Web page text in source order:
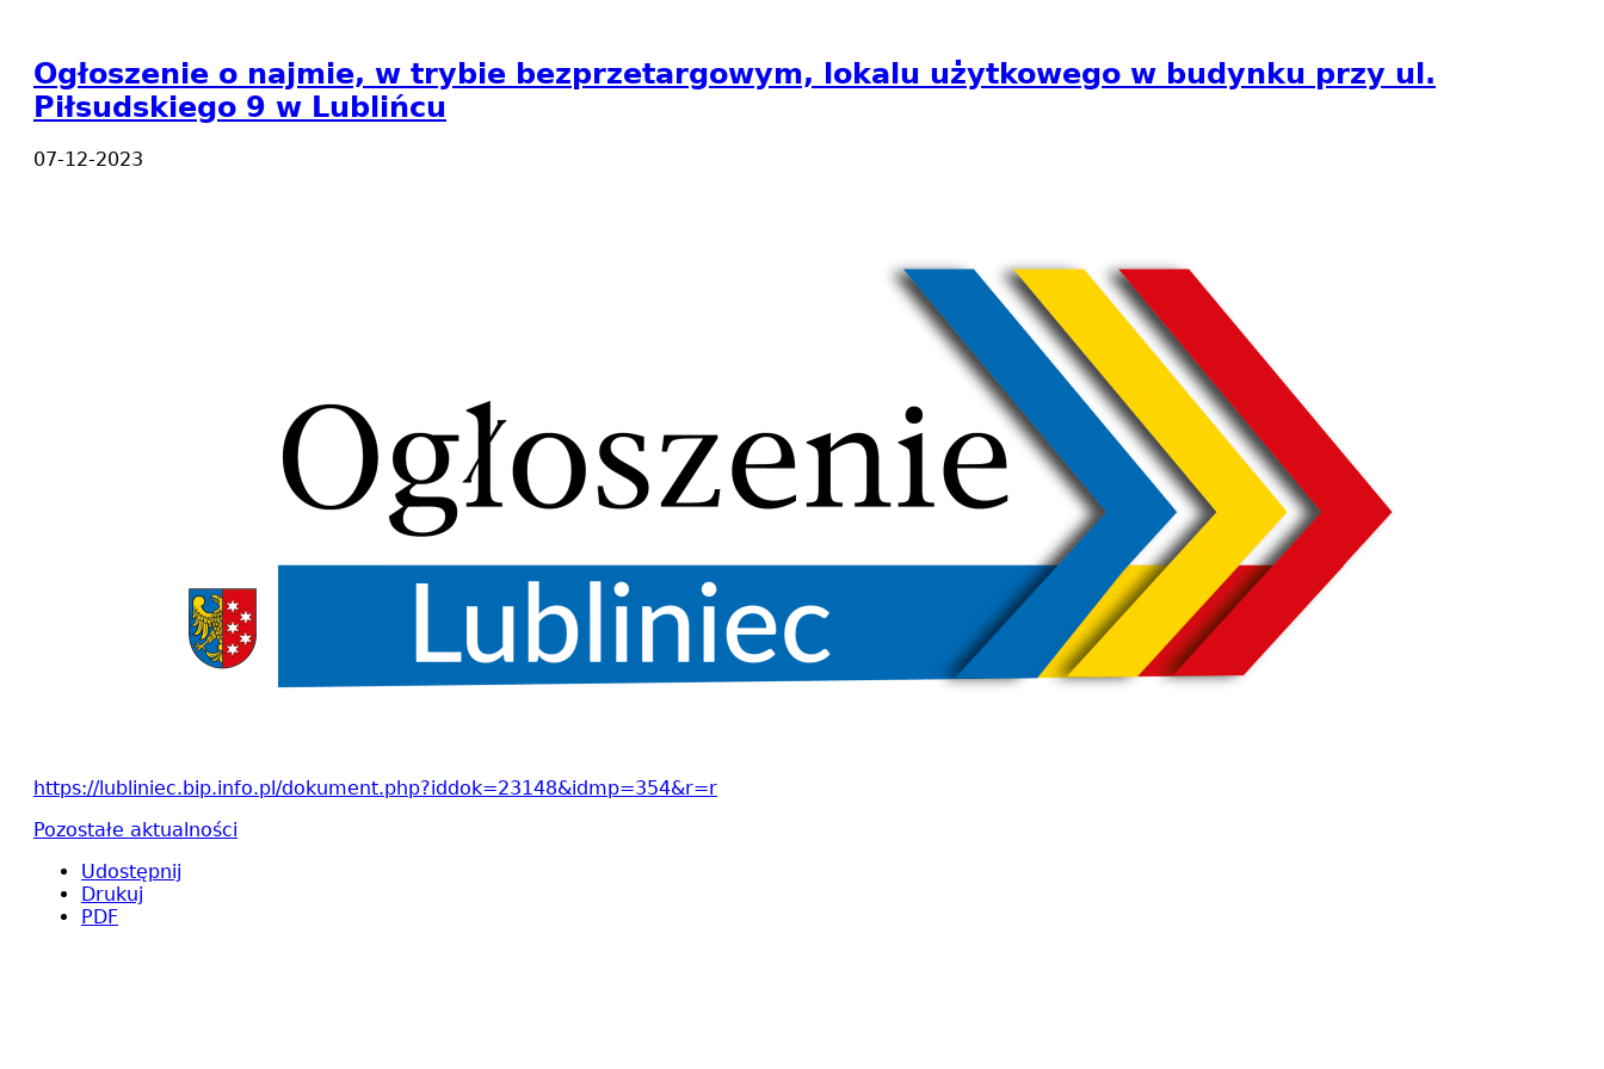
Ogłoszenie o najmie, w trybie bezprzetargowym, lokalu użytkowego w budynku przy ul.
Piłsudskiego 9 w Lublińcu
07-12-2023
https://lubliniec.bip.info.pl/dokument.php?iddok=23148&idmp=354&r=r
Pozostałe aktualności
Udostępnij
Drukuj
PDF